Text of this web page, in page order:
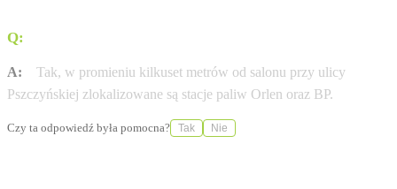
Q:
A:
Tak, w promieniu kilkuset metrów od salonu przy ulicy
Pszczyńskiej zlokalizowane są stacje paliw Orlen oraz BP.
Czy ta odpowiedź była pomocna? Tak Nie